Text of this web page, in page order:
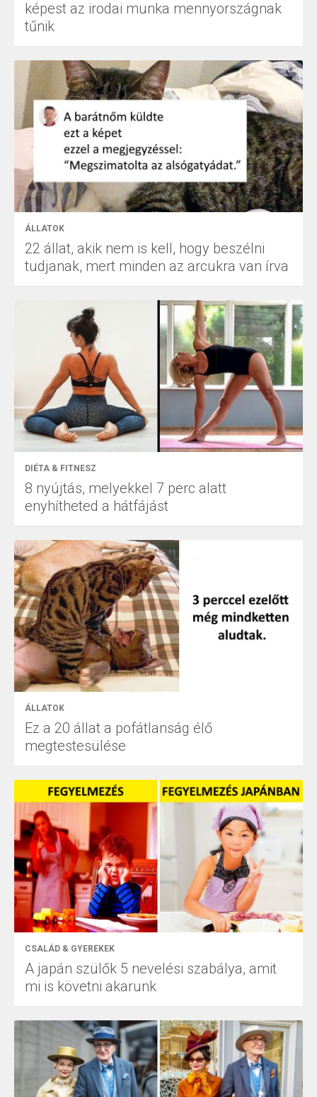
képest az irodai munka mennyországnak
tűnik
ÁLLATOK
22 állat, akik nem is kell, hogy beszélni
tudjanak, mert minden az arcukra van írva
DIÉTA & FITNESZ
8 nyújtás, melyekkel 7 perc alatt
enyhítheted a hátfájást
ÁLLATOK
Ez a 20 állat a pofátlanság élő
megtestesülése
CSALÁD & GYEREKEK
A japán szülők 5 nevelési szabálya, amit
mi is követni akarunk